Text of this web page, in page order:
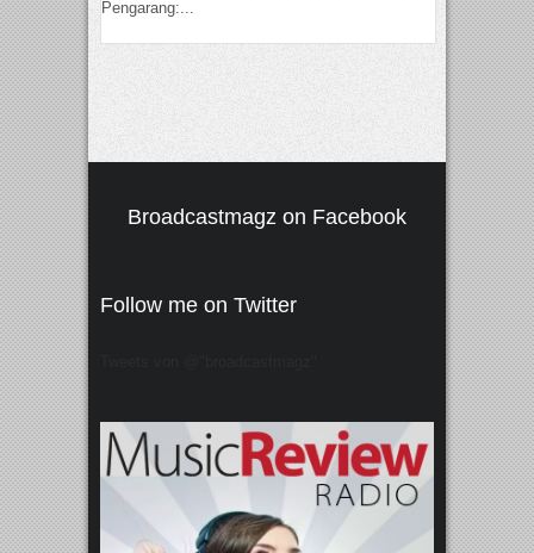
Pengarang:...
Broadcastmagz on Facebook
Follow me on Twitter